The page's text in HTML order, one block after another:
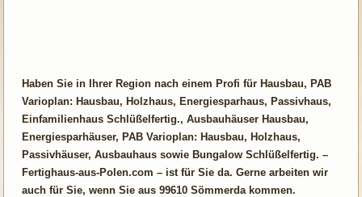
Haben Sie in Ihrer Region nach einem Profi für Hausbau, PAB
Varioplan: Hausbau, Holzhaus, Energiesparhaus, Passivhaus,
Einfamilienhaus Schlüßelfertig., Ausbauhäuser Hausbau,
Energiesparhäuser, PAB Varioplan: Hausbau, Holzhaus,
Passivhäuser, Ausbauhaus sowie Bungalow Schlüßelfertig. –
Fertighaus-aus-Polen.com – ist für Sie da. Gerne arbeiten wir
auch für Sie, wenn Sie aus 99610 Sömmerda kommen.